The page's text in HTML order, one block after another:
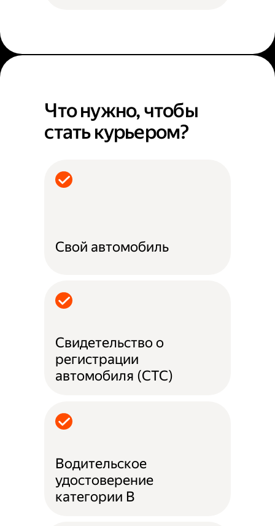
Что нужно, чтобы
стать курьером?
Свой автомобиль
Свидетельство о
регистрации
автомобиля (СТС)
Водительское
удостоверение
категории B